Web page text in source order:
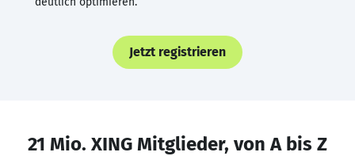
Jetzt registrieren
21 Mio. XING Mitglieder, von A bis Z